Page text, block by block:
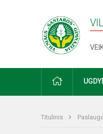
PRADŽIA
Titulinis